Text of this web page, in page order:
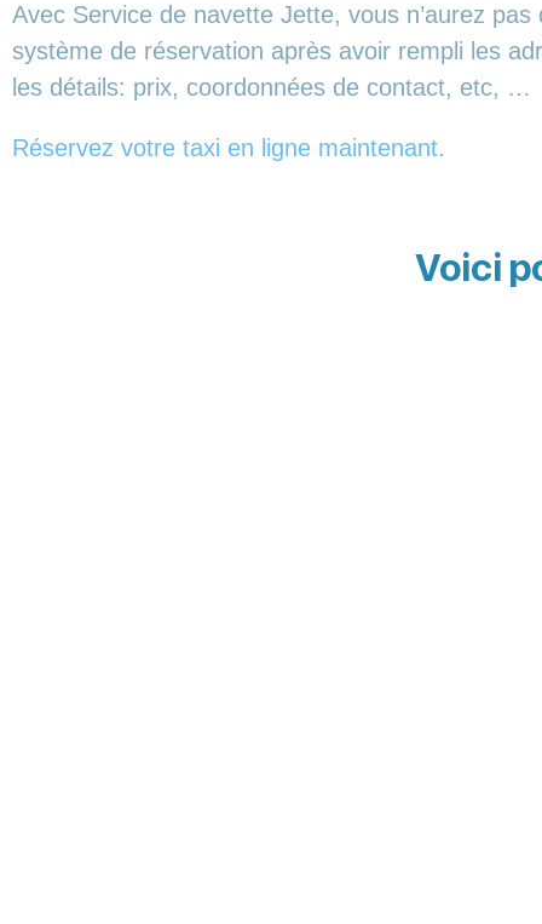
Avec Service de navette Jette, vous n’aurez
système de réservation après avoir rempli les
les détails: prix, coordonnées de contact, etc, …
Réservez votre taxi en ligne maintenant.
Voici